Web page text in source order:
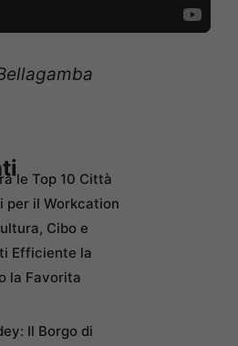
le Top 10 Città
per il Workcation
Cibo e
Efficiente la
la Favorita
Il Borgo di